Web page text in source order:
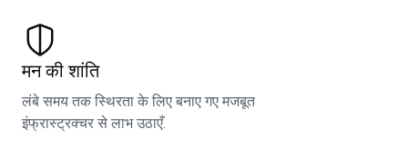
मन की शांति
लंबे समय तक स्थिरता के लिए बनाए गए मजबूत
इंफ्रास्ट्रक्चर से लाभ उठाएँ.